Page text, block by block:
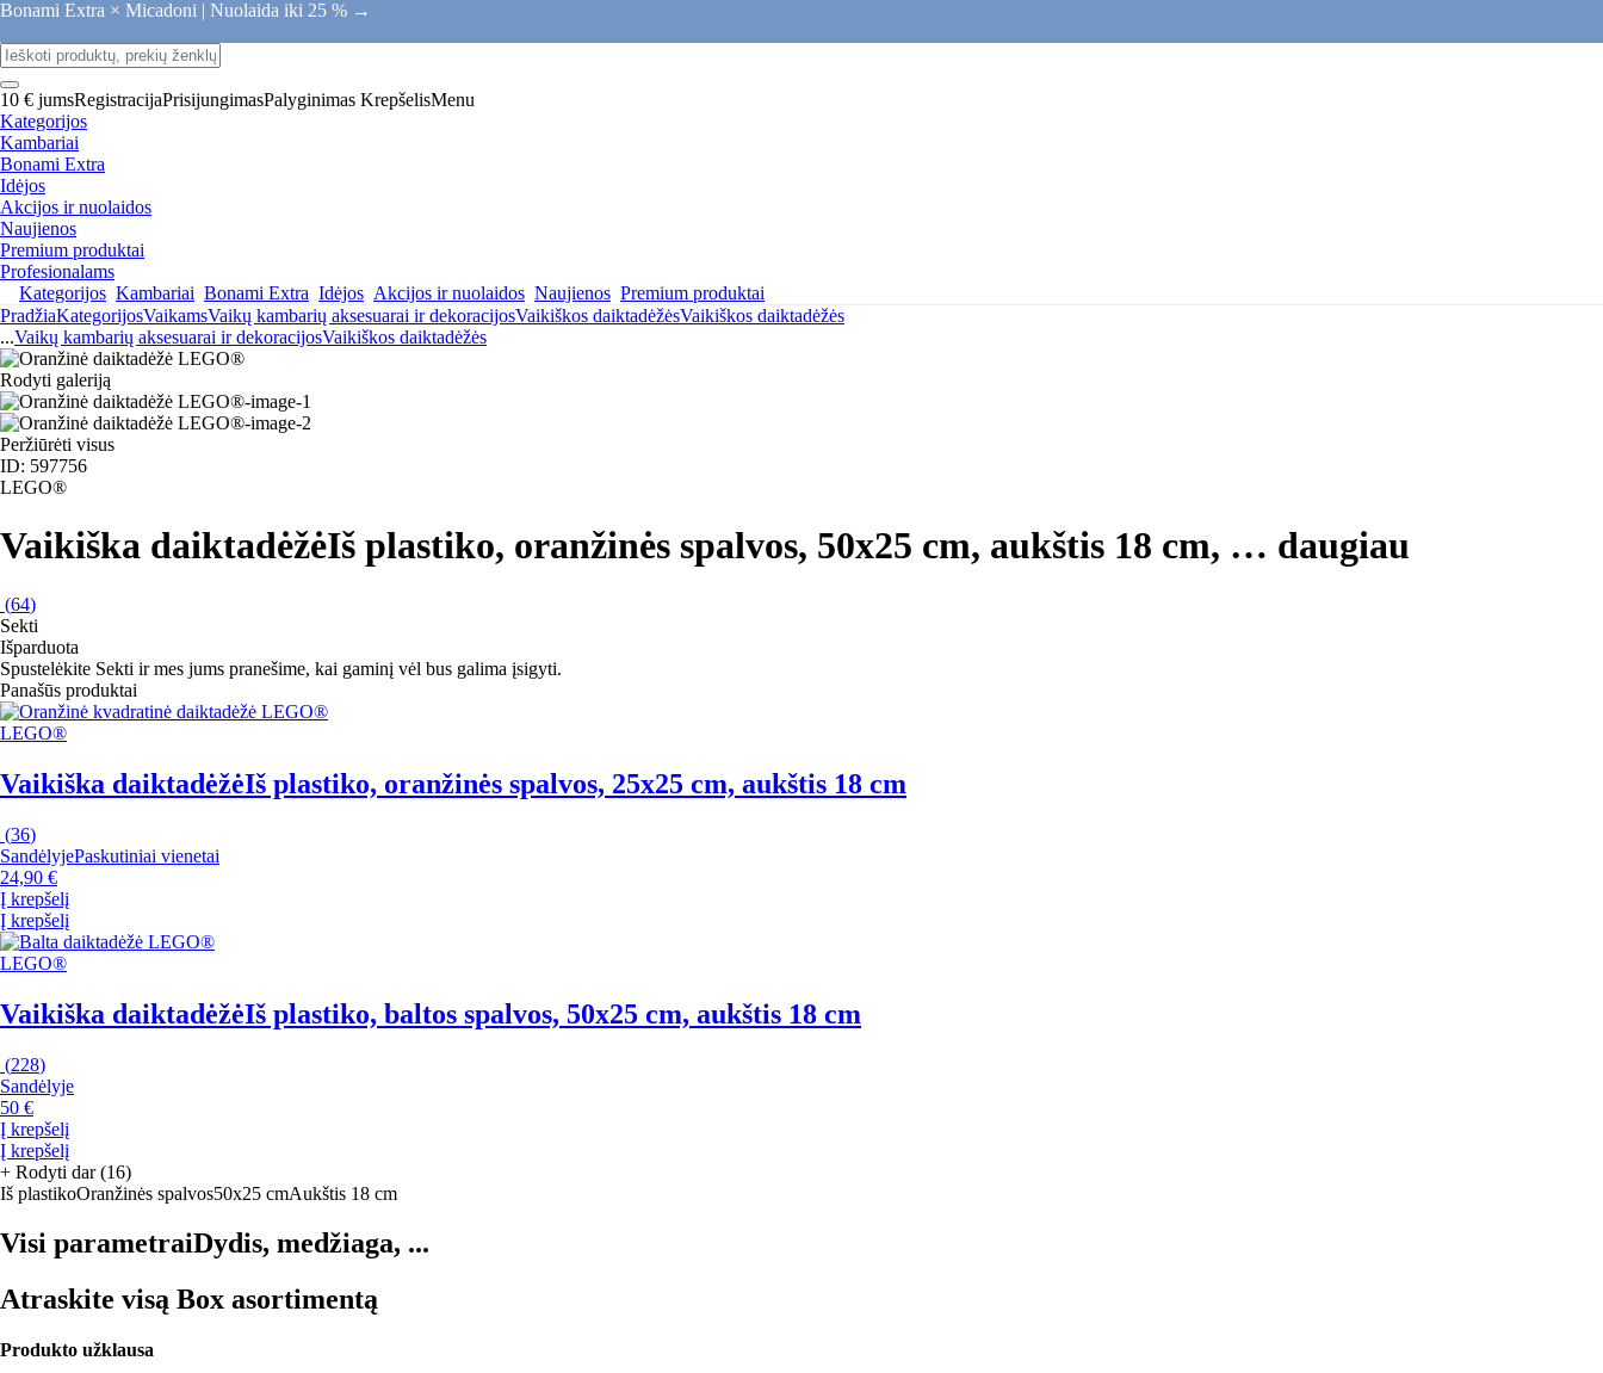
Bonami Extra × Micadoni | Nuolaida iki 25 % →
10 € jumsRegistracijaPrisijungimasPalyginimas KrepšelisMenu
Kategorijos
Kambariai
Bonami Extra
Idėjos
Akcijos ir nuolaidos
Naujienos
Premium produktai
Profesionalams
Kategorijos Kambariai Bonami Extra Idėjos Akcijos ir nuolaidos Naujienos Premium produktai
PradžiaKategorijosVaikamsVaikų kambarių aksesuarai ir dekoracijosVaikiškos daiktadėžėsVaikiškos daiktadėžės
...Vaikų kambarių aksesuarai ir dekoracijosVaikiškos daiktadėžės
Rodyti galeriją
Peržiūrėti visus
ID: 597756
LEGO®
Vaikiška daiktadėžėIš plastiko, oranžinės spalvos, 50x25 cm, aukštis 18 cm, … daugiau
(64)
Sekti
Išparduota
Spustelėkite Sekti ir mes jums pranešime, kai gaminį vėl bus galima įsigyti.
Panašūs produktai
LEGO®
Vaikiška daiktadėžėIš plastiko, oranžinės spalvos, 25x25 cm, aukštis 18 cm
(36)
SandėlyjePaskutiniai vienetai
24,90 €
Į krepšelį
Į krepšelį
LEGO®
Vaikiška daiktadėžėIš plastiko, baltos spalvos, 50x25 cm, aukštis 18 cm
(228)
Sandėlyje
50 €
Į krepšelį
Į krepšelį
+ Rodyti dar (16)
Iš plastikoOranžinės spalvos50x25 cmAukštis 18 cm
Visi parametraiDydis, medžiaga, ...
Atraskite visą Box asortimentą
Produkto užklausa